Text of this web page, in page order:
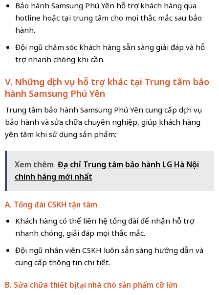
Bảo hành Samsung Phú Yên hỗ trợ khách hàng qua
hotline hoặc tại trung tâm cho mọi thắc mắc sau bảo
hành.
Đội ngũ chăm sóc khách hàng sẵn sàng giải đáp và hỗ
trợ nhanh chóng khi cần.
V. Những dịch vụ hỗ trợ khác tại Trung tâm bảo
hành Samsung Phú Yên
Trung tâm bảo hành Samsung Phú Yên cung cấp dịch vụ
bảo hành và sửa chữa chuyên nghiệp, giúp khách hàng
yên tâm khi sử dụng sản phẩm:
Xem thêm Địa chỉ Trung tâm bảo hành LG Hà Nội
chính hãng mới nhất
A. Tổng đài CSKH tận tâm
Khách hàng có thể liên hệ tổng đài để nhận hỗ trợ
nhanh chóng, giải đáp mọi thắc mắc.
Đội ngũ nhân viên CSKH luôn sẵn sàng hướng dẫn và
cung cấp thông tin chi tiết.
B. Sửa chữa thiết bị tại nhà cho sản phẩm cỡ lớn